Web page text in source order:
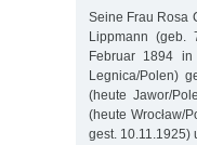
Seine Frau Rosa
Lippmann (geb.
Februar 1894 in
Legnica/Polen)
(heute Jawor/
(heute Wrocław/
gest. 10.11.1925)